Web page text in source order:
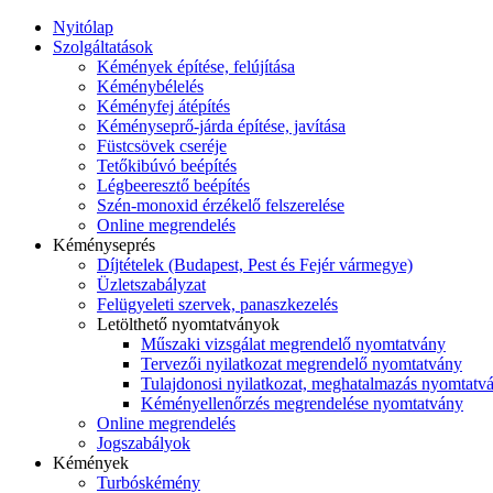
Nyitólap
Szolgáltatások
Kémények építése, felújítása
Kéménybélelés
Kéményfej átépítés
Kéményseprő-járda építése, javítása
Füstcsövek cseréje
Tetőkibúvó beépítés
Légbeeresztő beépítés
Szén-monoxid érzékelő felszerelése
Online megrendelés
Kéményseprés
Díjtételek (Budapest, Pest és Fejér vármegye)
Üzletszabályzat
Felügyeleti szervek, panaszkezelés
Letölthető nyomtatványok
Műszaki vizsgálat megrendelő nyomtatvány
Tervezői nyilatkozat megrendelő nyomtatvány
Tulajdonosi nyilatkozat, meghatalmazás
Kéményellenőrzés megrendelése nyomtatvány
Online megrendelés
Jogszabályok
Kémények
Turbóskémény